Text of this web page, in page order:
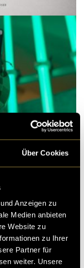
Über Cookies
Anzeigen zu
Medien anbieten
Website zu
zu Ihrer
Partner für
weiter. Unsere